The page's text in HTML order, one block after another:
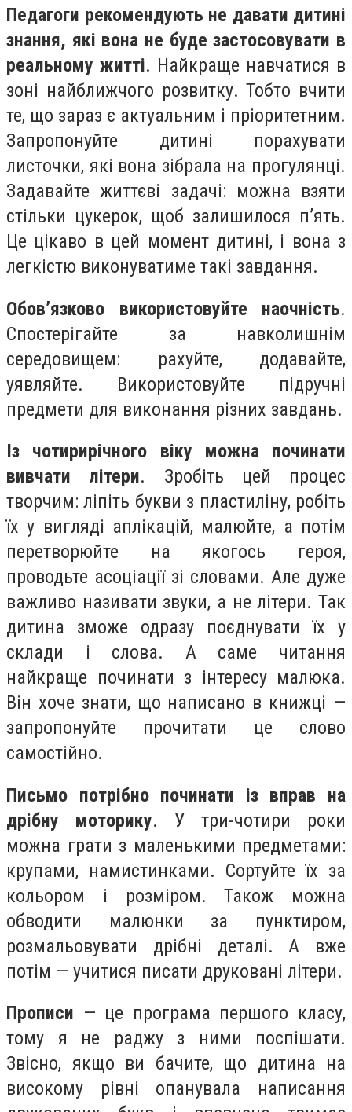
Педагоги рекомендують не давати дитині
знання, які вона не буде застосовувати в
реальному житті. Найкраще навчатися в
зоні найближчого розвитку. Тобто вчити
те, що зараз є актуальним і пріоритетним.
Запропонуйте дитині порахувати
листочки, які вона зібрала на прогулянці.
Задавайте життєві задачі: можна взяти
стільки цукерок, щоб залишилося п’ять.
Це цікаво в цей момент дитині, і вона з
легкістю виконуватиме такі завдання.
Обов’язково використовуйте наочність.
Спостерігайте за навколишнім
середовищем: рахуйте, додавайте,
уявляйте. Використовуйте підручні
предмети для виконання різних завдань.
Із чотирирічного віку можна починати
вивчати літери. Зробіть цей процес
творчим: ліпіть букви з пластиліну, робіть
їх у вигляді аплікацій, малюйте, а потім
перетворюйте на якогось героя,
проводьте асоціації зі словами. Але дуже
важливо називати звуки, а не літери. Так
дитина зможе одразу поєднувати їх у
склади і слова. А саме читання
найкраще починати з інтересу малюка.
Він хоче знати, що написано в книжці —
запропонуйте прочитати це слово
самостійно.
Письмо потрібно починати із вправ на
дрібну моторику. У три-чотири роки
можна грати з маленькими предметами:
крупами, намистинками. Сортуйте їх за
кольором і розміром. Також можна
обводити малюнки за пунктиром,
розмальовувати дрібні деталі. А вже
потім — учитися писати друковані літери.
Прописи — це програма першого класу,
тому я не раджу з ними поспішати.
Звісно, якщо ви бачите, що дитина на
високому рівні опанувала написання